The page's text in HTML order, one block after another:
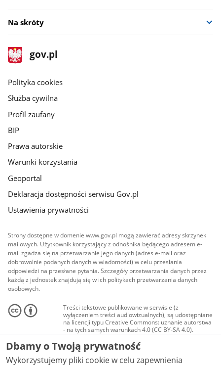
Na skróty
stopka
gov.pl
Strona
gov.pl
gov.pl
Polityka cookies
Służba cywilna
Profil zaufany
BIP
Prawa autorskie
Warunki korzystania
Geoportal
Deklaracja dostępności serwisu Gov.pl
Ustawienia prywatności
Strony dostępne w domenie www.gov.pl mogą zawierać adresy skrzynek
mailowych. Użytkownik korzystający z odnośnika będącego adresem e-
mail zgadza się na przetwarzanie jego danych (adres e-mail oraz
dobrowolnie podanych danych w wiadomości) w celu przesłania
odpowiedzi na przesłane pytania. Szczegóły przetwarzania danych przez
każdą z jednostek znajdują się w ich politykach przetwarzania danych
osobowych.
Treści tekstowe publikowane w serwisie (z
wyłączeniem treści audiowizualnych), są udostępniane
na licencji typu Creative Commons: uznanie autorstwa
- na tych samych warunkach 4.0 (CC BY-SA 4.0).
Materiały audiowizualne, w tym zdjęcia, materiały
audio i wideo, są udostępniane na licencji typu
Creative Commons: uznanie autorstwa użycie
niekomercyjne - bez utworów zależnych 4.0 (CC BY-
Dbamy o Twoją prywatność
Wykorzystujemy pliki cookie w celu zapewnienia